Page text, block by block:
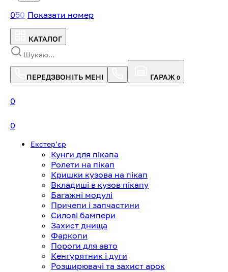
050 Показати номер
КАТАЛОГ
ПЕРЕДЗВОНІТЬ МЕНІ ГАРАЖ 0
0
0
Екстерʼєр
Кунги для пікапа
Ролети на пікап
Кришки кузова на пікап
Вкладиші в кузов пікапу
Багажні модулі
Причепи і запчастини
Силові бампери
Захист днища
Фаркопи
Пороги для авто
Кенгурятник і дуги
Розширювачі та захист арок